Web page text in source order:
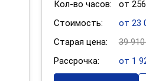
Кол-во часов:
от
Стоимость:
от 23
Старая цена:
39
Рассрочка:
от 1